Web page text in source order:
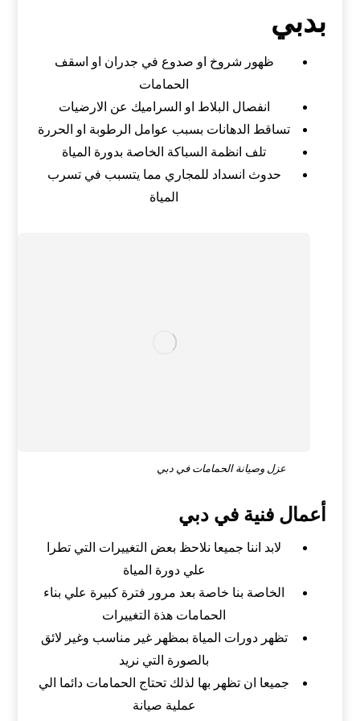
بدبي
ظهور شروخ او صدوع في جدران او اسقف
الحمامات
انفصال البلاط او السراميك عن الارضيات
تساقط الدهانات بسبب عوامل الرطوبة او الحررة
تلف انظمة السباكة الخاصة بدورة المياة
حدوث انسداد للمجاري مما يتسبب في تسرب
المياة
عزل وصيانة الحمامات في دبي
أعمال فنية في دبي
لابد اننا جميعا نلاحظ بعض التغييرات التي تطرا
علي دورة المياة
الخاصة بنا خاصة بعد مرور فترة كبيرة علي بناء
الحمامات هذة التغييرات
تظهر دورات المياة بمظهر غير مناسب وغير لائق
بالصورة التي نريد
جميعا ان تظهر بها لذلك تحتاج الحمامات دائما الي
عملية صيانة